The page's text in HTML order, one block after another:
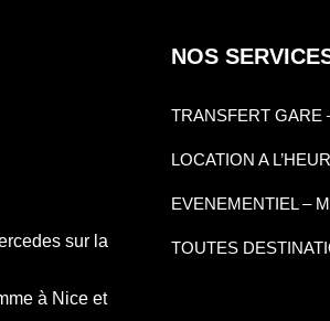
sur la
à Nice et
NOS
TRANSFERT GARE
LOCATION A
EVENEMENTIEL –
TOUTES